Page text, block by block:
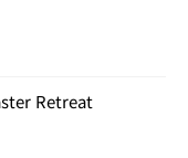
Retreat